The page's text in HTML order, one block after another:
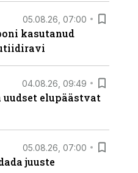
05.08.26, 07:00
kasutanud
04.08.26, 09:49
uudset elupäästvat
05.08.26, 07:00
juuste